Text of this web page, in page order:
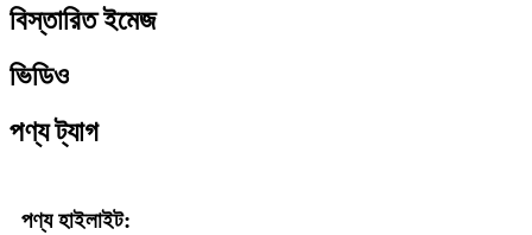
বিস্তারিত ইমেজ
ভিডিও
পণ্য ট্যাগ
পণ্য হাইলাইট: